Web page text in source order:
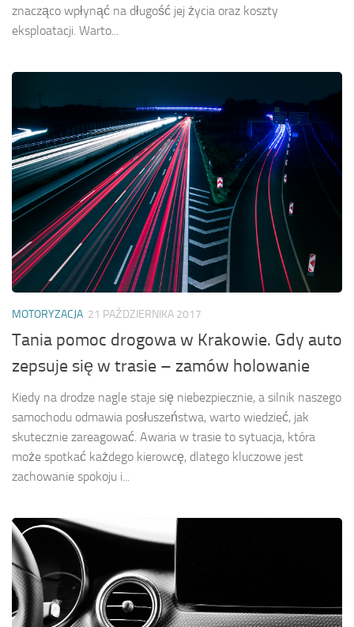
znacząco wpłynąć na długość jej życia oraz koszty
eksploatacji. Warto...
MOTORYZACJA 21 PAŹDZIERNIKA 2017
Tania pomoc drogowa w Krakowie. Gdy auto
zepsuje się w trasie – zamów holowanie
Kiedy na drodze nagle staje się niebezpiecznie, a silnik naszego
samochodu odmawia posłuszeństwa, warto wiedzieć, jak
skutecznie zareagować. Awaria w trasie to sytuacja, która
może spotkać każdego kierowcę, dlatego kluczowe jest
zachowanie spokoju i...